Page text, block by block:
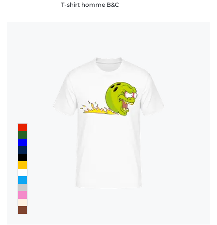
T-shirt homme B&C